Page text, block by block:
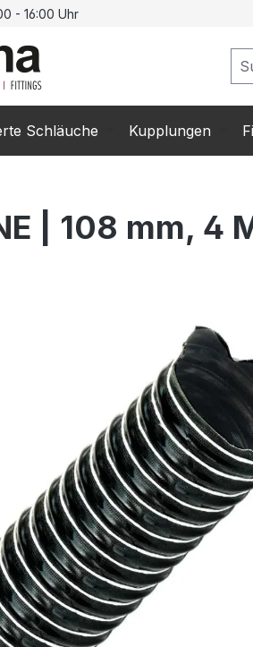
springen
- 16:00 Uhr
Schläuche Kupplungen
| 108 mm, 4